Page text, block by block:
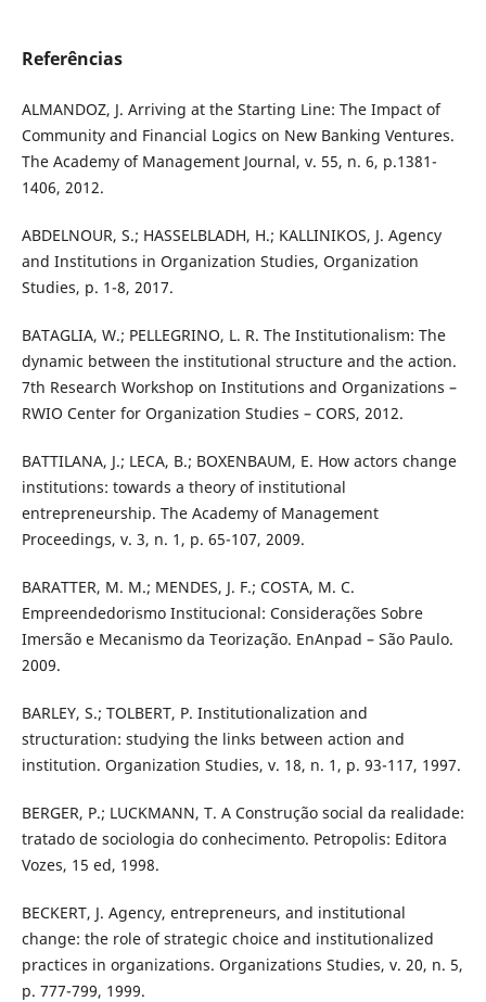
Referências
ALMANDOZ, J. Arriving at the Starting Line: The Impact of
Community and Financial Logics on New Banking Ventures.
The Academy of Management Journal, v. 55, n. 6, p.1381-
1406, 2012.
ABDELNOUR, S.; HASSELBLADH, H.; KALLINIKOS, J. Agency
and Institutions in Organization Studies, Organization
Studies, p. 1-8, 2017.
BATAGLIA, W.; PELLEGRINO, L. R. The Institutionalism: The
dynamic between the institutional structure and the action.
7th Research Workshop on Institutions and Organizations –
RWIO Center for Organization Studies – CORS, 2012.
BATTILANA, J.; LECA, B.; BOXENBAUM, E. How actors change
institutions: towards a theory of institutional
entrepreneurship. The Academy of Management
Proceedings, v. 3, n. 1, p. 65-107, 2009.
BARATTER, M. M.; MENDES, J. F.; COSTA, M. C.
Empreendedorismo Institucional: Considerações Sobre
Imersão e Mecanismo da Teorização. EnAnpad – São Paulo.
2009.
BARLEY, S.; TOLBERT, P. Institutionalization and
structuration: studying the links between action and
institution. Organization Studies, v. 18, n. 1, p. 93-117, 1997.
BERGER, P.; LUCKMANN, T. A Construção social da realidade:
tratado de sociologia do conhecimento. Petropolis: Editora
Vozes, 15 ed, 1998.
BECKERT, J. Agency, entrepreneurs, and institutional
change: the role of strategic choice and institutionalized
practices in organizations. Organizations Studies, v. 20, n. 5,
p. 777-799, 1999.